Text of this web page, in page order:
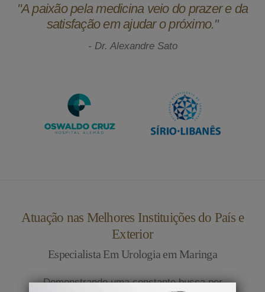
"A paixão pela medicina veio do prazer e da
satisfação em ajudar o próximo."
- Dr. Alexandre Sato
Atuação nas Melhores Instituições do País e
Exterior
Especialista Em Urologia em Maringa
Demonstrando uma constante busca por